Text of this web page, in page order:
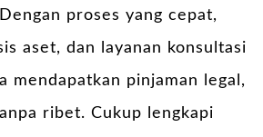
proses yang cepat,
aset, dan layanan konsultasi
mendapatkan pinjaman legal,
ribet. Cukup lengkapi